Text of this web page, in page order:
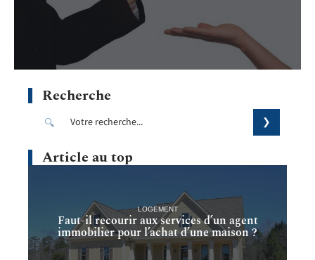
Recherche
Article au top
LOGEMENT
Faut-il recourir aux services d’un agent
immobilier pour l’achat d’une maison ?